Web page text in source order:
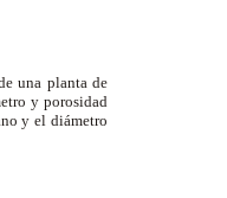
una planta de
y porosidad
y el diámetro